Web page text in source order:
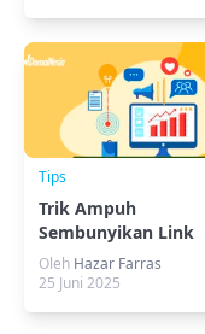
Tips
Trik Ampuh
Sembunyikan Link
Afiliasi di WordPress
Oleh Hazar Farras
25 Juni 2025